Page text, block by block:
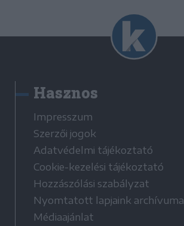
Hasznos
Impresszum
Szerzői jogok
Adatvédelmi tájékoztató
Cookie-kezelési tájékoztató
Hozzászólási szabályzat
Nyomtatott lapjaink archívuma
Médiaajánlat